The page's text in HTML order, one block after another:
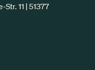
11 | 51377